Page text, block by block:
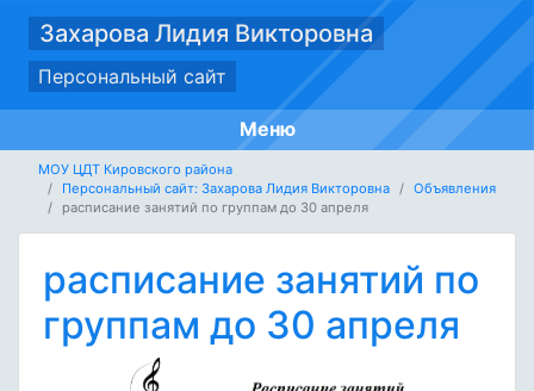
Захарова Лидия Викторовна
Персональный сайт
Меню
МОУ ЦДТ Кировского района
Персональный сайт: Захарова Лидия Викторовна
Объявления
расписание занятий по группам до 30 апреля
расписание занятий по
группам до 30 апреля